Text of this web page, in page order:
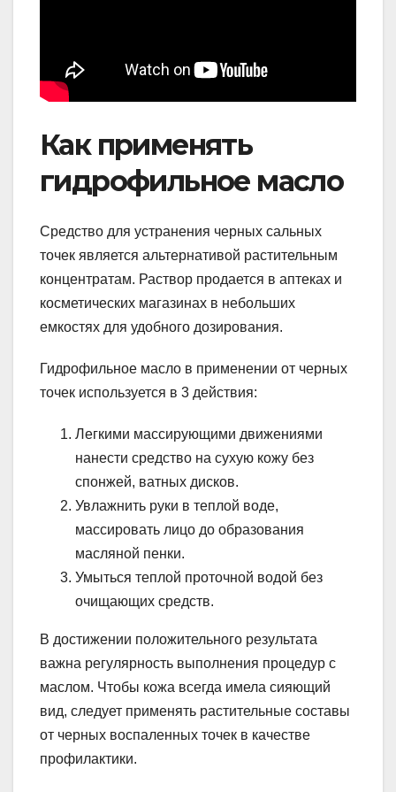
Как применять
гидрофильное масло
Средство для устранения черных сальных
точек является альтернативой растительным
концентратам. Раствор продается в аптеках и
косметических магазинах в небольших
емкостях для удобного дозирования.
Гидрофильное масло в применении от черных
точек используется в 3 действия:
Легкими массирующими движениями
нанести средство на сухую кожу без
спонжей, ватных дисков.
Увлажнить руки в теплой воде,
массировать лицо до образования
масляной пенки.
Умыться теплой проточной водой без
очищающих средств.
В достижении положительного результата
важна регулярность выполнения процедур с
маслом. Чтобы кожа всегда имела сияющий
вид, следует применять растительные составы
от черных воспаленных точек в качестве
профилактики.